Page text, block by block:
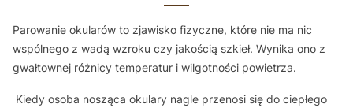
Parowanie okularów to zjawisko fizyczne, które nie ma nic
wspólnego z wadą wzroku czy jakością szkieł. Wynika ono z
gwałtownej różnicy temperatur i wilgotności powietrza.
Kiedy osoba nosząca okulary nagle przenosi się do ciepłego